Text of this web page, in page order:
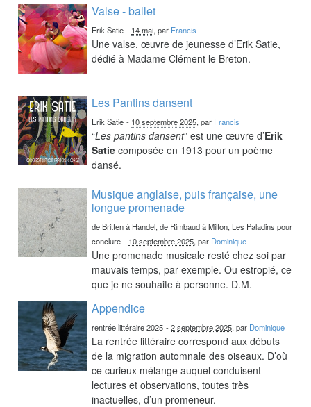
Valse - ballet
Erik Satie - 14 mai, par Francis
Une valse, œuvre de jeunesse d’Erik Satie,
dédié à Madame Clément le Breton.
Les Pantins dansent
Erik Satie - 10 septembre 2025, par Francis
“Les pantins dansent” est une œuvre d’Erik
Satie composée en 1913 pour un poème
dansé.
Musique anglaise, puis française, une
longue promenade
de Britten à Handel, de Rimbaud à Milton, Les Paladins pour
conclure - 10 septembre 2025, par Dominique
Une promenade musicale resté chez soi par
mauvais temps, par exemple. Ou estropié, ce
que je ne souhaite à personne. D.M.
Appendice
rentrée littéraire 2025 -2 septembre 2025, par Dominique
La rentrée littéraire correspond aux débuts
de la migration automnale des oiseaux. D’où
ce curieux mélange auquel conduisent
lectures et observations, toutes très
inactuelles, d’un promeneur.